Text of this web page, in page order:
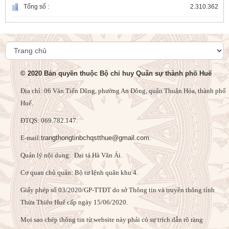
Đảng ủy - Bộ CHQS thành phố dâng hương
tưởng niệm, tri ân Đại tướng Nguyễn Chí Thanh
Bộ CHQS thành phố Cung tiến cặp lục bình tại
Ủy ban Kiểm tra Đảng ủy Quân sự thành phố:
tra đối với Đảng ủy Trung đoàn 6
trang Liệt sĩ trên địa bàn phường Kim Long
24/07/2026
Tổng số : 2.310.362
© 2020 Bản quyền thuộc Bộ chỉ huy Quân sự thành phố Huế
Địa chỉ: 06 Văn Tiến Dũng, phường An Đông, quận Thuận Hóa, thành phố
Huế.
ĐTQS: 069.782.147.
E-mail:trangthongtinbchqstthue@gmail.com.
Quản lý nội dung: Đại tá Hà Văn Ái.
Cơ quan chủ quản: Bộ tư lệnh quân khu 4.
Giấy phép số 03/2020/GP-TTĐT do sở Thông tin và truyền thông tỉnh
Thừa Thiên Huế cấp ngày 15/06/2020.
Mọi sao chép thông tin từ website này phải có sự trích dẫn rõ ràng